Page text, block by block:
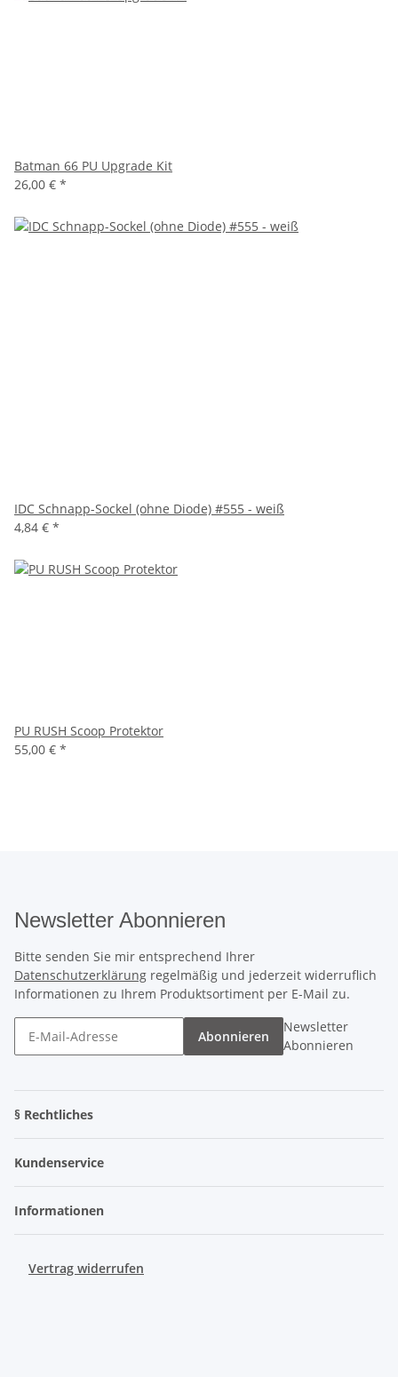
Batman 66 PU Upgrade Kit
26,00 € *
IDC Schnapp-Sockel (ohne Diode) #555 - weiß
4,84 € *
PU RUSH Scoop Protektor
55,00 € *
Newsletter Abonnieren
Bitte senden Sie mir entsprechend Ihrer
Datenschutzerklärung regelmäßig und jederzeit widerruflich
Informationen zu Ihrem Produktsortiment per E-Mail zu.
Abonnieren
Newsletter
Abonnieren
§ Rechtliches
Kundenservice
Informationen
Vertrag widerrufen